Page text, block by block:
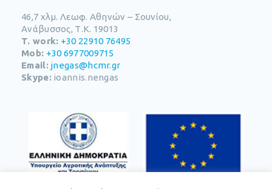
46,7 χλμ. Λεωφ. Αθηνών – Σουνίου​,
Ανάβυσσος, Τ.Κ. 19013
T. work: +30 22910 76495
Mob: +30 6977009715
Email: jnegas@hcmr.gr
Skype:ioannis.nengas